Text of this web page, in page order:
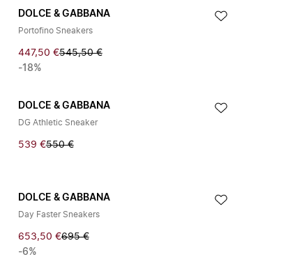
DOLCE & GABBANA
Portofino Sneakers
447,50 €545,50 €
-18%
DOLCE & GABBANA
DG Athletic Sneaker
539 €550 €
DOLCE & GABBANA
Day Faster Sneakers
653,50 €695 €
-6%